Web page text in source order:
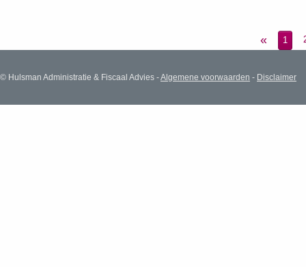
« 1
© Hulsman Administratie & Fiscaal Advies -Algemene voorwaarden - Disclaimer